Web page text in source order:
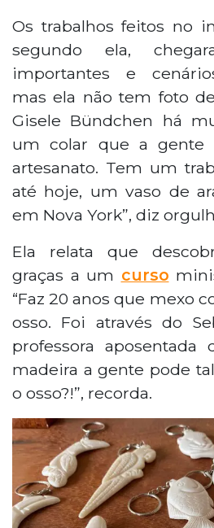
Os trabalhos feitos no
segundo ela,
importantes e
mas ela não tem foto
Gisele Bündchen há
um colar que a gente
artesanato. Tem um
até hoje, um vaso de
em Nova York”, diz
Ela relata que
graças a um curso
“Faz 20 anos que mexo
osso. Foi através do
professora aposentada
madeira a gente pode
o osso?!”, recorda.